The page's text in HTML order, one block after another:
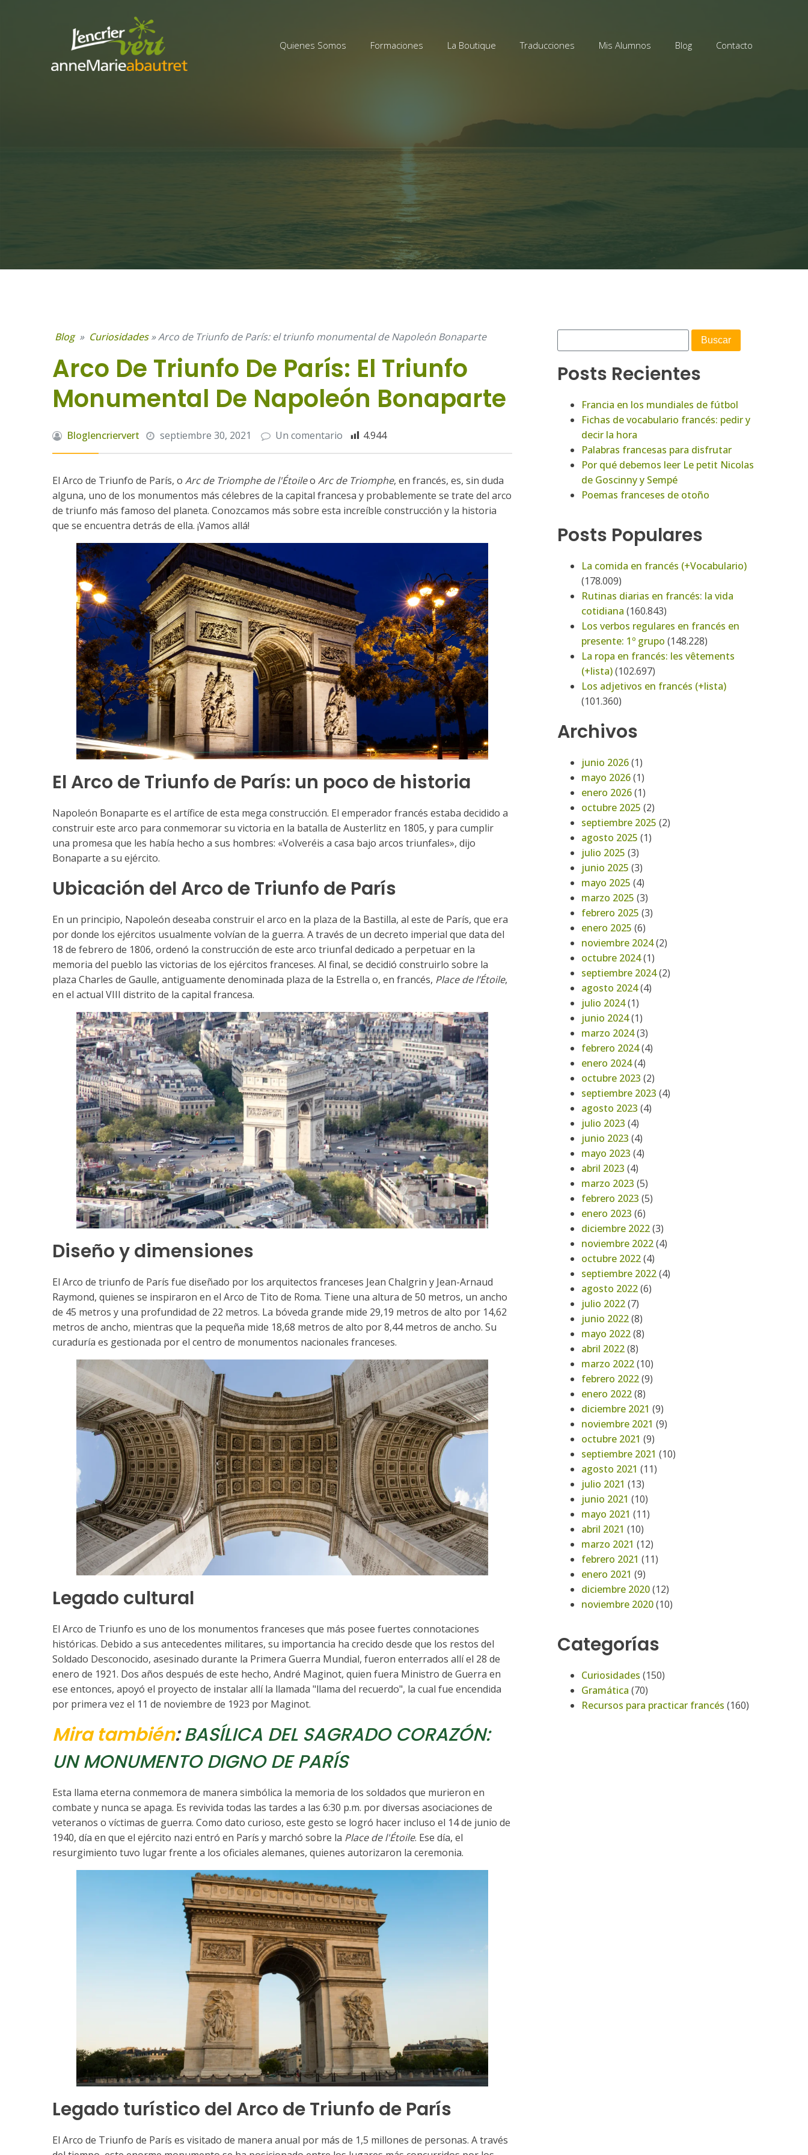
Quienes Somos Formaciones La Boutique Traducciones Mis Alumnos Blog Contacto
Blog » Curiosidades »Arco de Triunfo de París: el triunfo monumental de Napoleón Bonaparte
Arco De Triunfo De París: El Triunfo
Monumental De Napoleón Bonaparte
Bloglencriervert septiembre 30, 2021 Un comentario 4.944
El Arco de Triunfo de París, o Arc de Triomphe de l'Étoileo Arc de Triomphe, en francés, es, sin duda
alguna, uno de los monumentos más célebres de la capital francesa y probablemente se trate del arco
de triunfo más famoso del planeta. Conozcamos más sobre esta increíble construcción y la historia
que se encuentra detrás de ella. ¡Vamos allá!
El Arco de Triunfo de París: un poco de historia
Napoleón Bonaparte es el artífice de esta mega construcción. El emperador francés estaba decidido a
construir este arco para conmemorar su victoria en la batalla de Austerlitz en 1805, y para cumplir
una promesa que les había hecho a sus hombres: «Volveréis a casa bajo arcos triunfales», dijo
Bonaparte a su ejército.
Ubicación del Arco de Triunfo de París
En un principio, Napoleón deseaba construir el arco en la plaza de la Bastilla, al este de París, que era
por donde los ejércitos usualmente volvían de la guerra. A través de un decreto imperial que data del
18 de febrero de 1806, ordenó la construcción de este arco triunfal dedicado a perpetuar en la
memoria del pueblo las victorias de los ejércitos franceses. Al final, se decidió construirlo sobre la
plaza Charles de Gaulle, antiguamente denominada plaza de la Estrella o, en francés, Place de l’Étoile,
en el actual VIII distrito de la capital francesa.
Diseño y dimensiones
El Arco de triunfo de París fue diseñado por los arquitectos franceses Jean Chalgrin y Jean-Arnaud
Raymond, quienes se inspiraron en el Arco de Tito de Roma. Tiene una altura de 50 metros, un ancho
de 45 metros y una profundidad de 22 metros. La bóveda grande mide 29,19 metros de alto por 14,62
metros de ancho, mientras que la pequeña mide 18,68 metros de alto por 8,44 metros de ancho. Su
curaduría es gestionada por el centro de monumentos nacionales franceses.
Legado cultural
El Arco de Triunfo es uno de los monumentos franceses que más posee fuertes connotaciones
históricas. Debido a sus antecedentes militares, su importancia ha crecido desde que los restos del
Soldado Desconocido, asesinado durante la Primera Guerra Mundial, fueron enterrados allí el 28 de
enero de 1921. Dos años después de este hecho, André Maginot, quien fuera Ministro de Guerra en
ese entonces, apoyó el proyecto de instalar allí la llamada "llama del recuerdo", la cual fue encendida
por primera vez el 11 de noviembre de 1923 por Maginot.
Mira también:BASÍLICA DEL SAGRADO CORAZÓN:
UN MONUMENTO DIGNO DE PARÍS
Esta llama eterna conmemora de manera simbólica la memoria de los soldados que murieron en
combate y nunca se apaga. Es revivida todas las tardes a las 6:30 p.m. por diversas asociaciones de
veteranos o víctimas de guerra. Como dato curioso, este gesto se logró hacer incluso el 14 de junio de
1940, día en que el ejército nazi entró en París y marchó sobre la Place de l'Étoile. Ese día, el
resurgimiento tuvo lugar frente a los oficiales alemanes, quienes autorizaron la ceremonia.
Legado turístico del Arco de Triunfo de París
El Arco de Triunfo de París es visitado de manera anual por más de 1,5 millones de personas. A través
Posts Recientes
Francia en los mundiales de fútbol
Fichas de vocabulario francés: pedir y
decir la hora
Palabras francesas para disfrutar
Por qué debemos leer Le petit Nicolas
de Goscinny y Sempé
Poemas franceses de otoño
Posts Populares
La comida en francés (+Vocabulario)
(178.009)
Rutinas diarias en francés: la vida
cotidiana (160.843)
Los verbos regulares en francés en
presente: 1º grupo (148.228)
La ropa en francés: les vêtements
(+lista)(102.697)
Los adjetivos en francés (+lista)
(101.360)
Archivos
junio 2026(1)
mayo 2026(1)
enero 2026(1)
octubre 2025 (2)
septiembre 2025 (2)
agosto 2025 (1)
julio 2025 (3)
junio 2025 (3)
mayo 2025 (4)
marzo 2025 (3)
febrero 2025 (3)
enero 2025 (6)
noviembre 2024(2)
octubre 2024(1)
septiembre 2024(2)
agosto 2024(4)
julio 2024(1)
junio 2024(1)
marzo 2024(3)
febrero 2024(4)
enero 2024(4)
octubre 2023 (2)
septiembre 2023 (4)
agosto 2023 (4)
julio 2023 (4)
junio 2023 (4)
mayo 2023 (4)
abril 2023 (4)
marzo 2023 (5)
febrero 2023 (5)
enero 2023 (6)
diciembre 2022(3)
noviembre 2022(4)
octubre 2022(4)
septiembre 2022(4)
agosto 2022(6)
julio 2022(7)
junio 2022(8)
mayo 2022(8)
abril 2022(8)
marzo 2022(10)
febrero 2022(9)
enero 2022(8)
diciembre 2021 (9)
noviembre 2021 (9)
octubre 2021 (9)
septiembre 2021 (10)
agosto 2021 (11)
julio 2021 (13)
junio 2021 (10)
mayo 2021 (11)
abril 2021 (10)
marzo 2021 (12)
febrero 2021 (11)
enero 2021 (9)
diciembre 2020(12)
noviembre 2020(10)
Categorías
Curiosidades (150)
Gramática (70)
Recursos para practicar francés (160)